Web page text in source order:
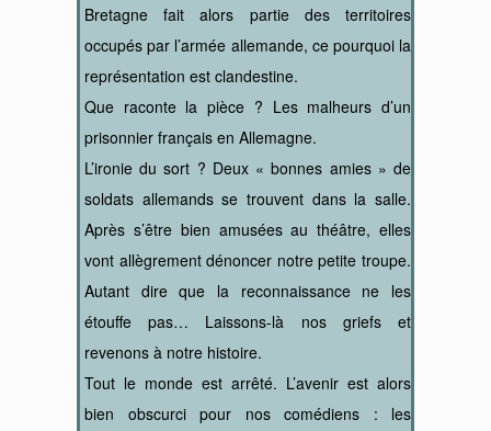
Bretagne fait alors partie des territoires
occupés par l’armée allemande, ce pourquoi la
représentation est clandestine.
Que raconte la pièce ? Les malheurs d’un
prisonnier français en Allemagne.
L’ironie du sort ? Deux « bonnes amies » de
soldats allemands se trouvent dans la salle.
Après s’être bien amusées au théâtre, elles
vont allègrement dénoncer notre petite troupe.
Autant dire que la reconnaissance ne les
étouffe pas… Laissons-là nos griefs et
revenons à notre histoire.
Tout le monde est arrêté. L’avenir est alors
bien obscurci pour nos comédiens : les